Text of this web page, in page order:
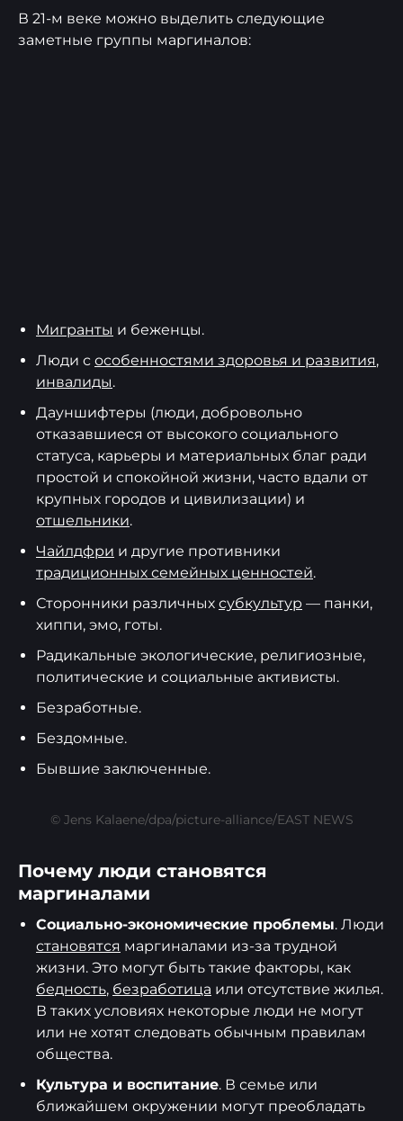
В 21-м веке можно выделить следующие
заметные группы маргиналов:
Мигранты и беженцы.
Люди с особенностями здоровья и развития,
инвалиды.
Дауншифтеры (люди, добровольно
отказавшиеся от высокого социального
статуса, карьеры и материальных благ ради
простой и спокойной жизни, часто вдали от
крупных городов и цивилизации) и
отшельники.
Чайлдфри и другие противники
традиционных семейных ценностей.
Сторонники различных субкультур — панки,
хиппи, эмо, готы.
Радикальные экологические, религиозные,
политические и социальные активисты.
Безработные.
Бездомные.
Бывшие заключенные.
© Jens Kalaene/dpa/picture-alliance/EAST NEWS
Почему люди становятся
маргиналами
Социально-экономические проблемы. Люди
становятся маргиналами из-за трудной
жизни. Это могут быть такие факторы, как
бедность, безработица или отсутствие жилья.
В таких условиях некоторые люди не могут
или не хотят следовать обычным правилам
общества.
Культура и воспитание. В семье или
ближайшем окружении могут преобладать